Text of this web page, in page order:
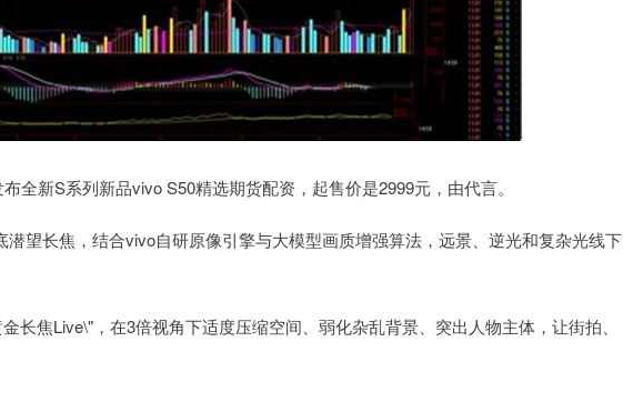
全新S系列新品vivo S50精选期货配资，起售价是2999元，由代言。
潜望长焦，结合vivo自研原像引擎与大模型画质增强算法，远景、逆光和复杂光线下
长焦Live\"，在3倍视角下适度压缩空间、弱化杂乱背景、突出人物主体，让街拍、